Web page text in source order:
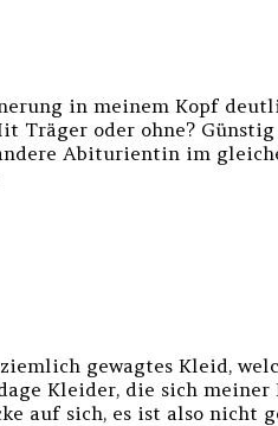
in meinem Kopf
oder ohne?
Abiturientin im
gewagtes Kleid,
Kleider, die sich
sich, es ist also nicht